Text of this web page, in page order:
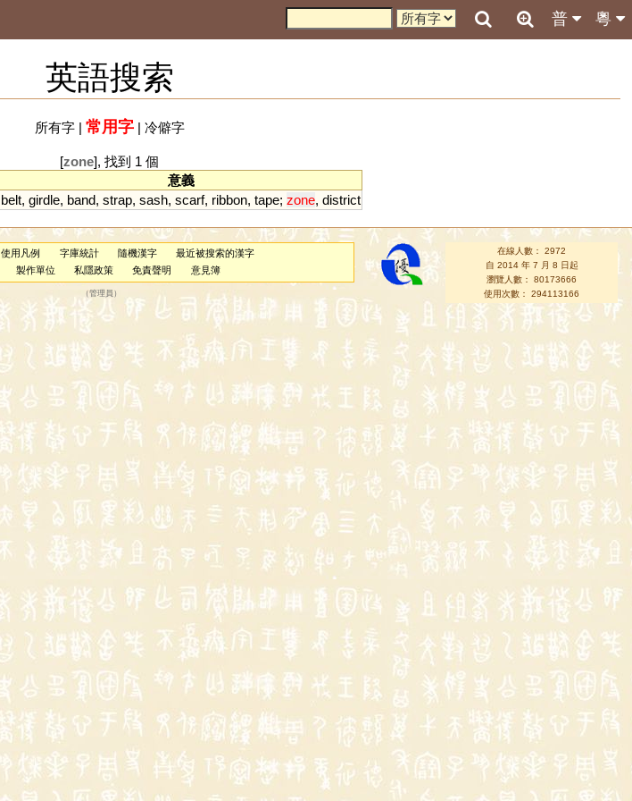
粵
普
英語搜索
所有字| 常用字| 冷僻字
[zone], 找到 1 個
意義
belt, girdle, band, strap, sash, scarf, ribbon, tape; zone, district
使用凡例 字庫統計 隨機漢字
最近被搜索的漢字
製作單位 私隱政策 免責聲明 意見簿
（管理員 ）
在線人數： 2972
自 2014 年 7 月 8 日起
瀏覽人數： 80173666
使用次數： 294113166